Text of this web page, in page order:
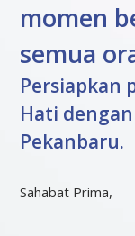
momen
semua
Persiapkan
Hati
Pekanbaru.
Sahabat Prima,